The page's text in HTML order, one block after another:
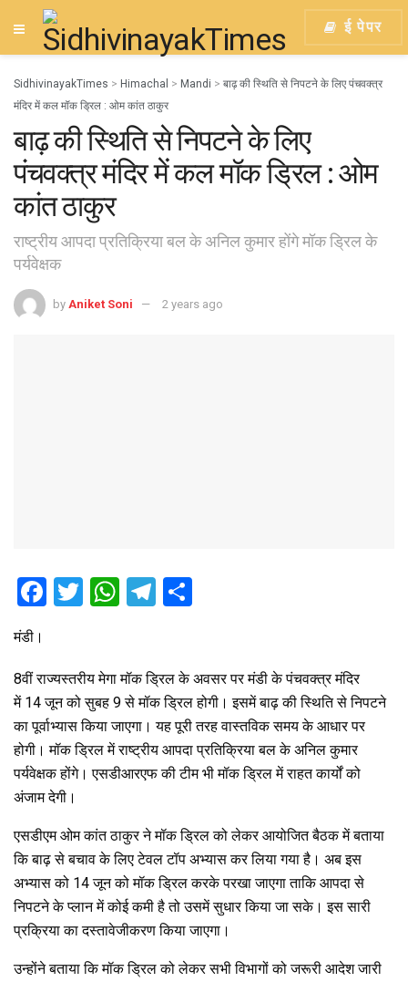
ई पेपर
SidhivinayakTimes > Himachal > Mandi > बाढ़ की स्थिति से निपटने के लिए पंचवक्त्र
मंदिर में कल मॉक ड्रिल : ओम कांत ठाकुर
बाढ़ की स्थिति से निपटने के लिए
पंचवक्त्र मंदिर में कल मॉक ड्रिल : ओम
कांत ठाकुर
राष्ट्रीय आपदा प्रतिक्रिया बल के अनिल कुमार होंगे मॉक ड्रिल के
पर्यवेक्षक
by Aniket Soni 2 years ago
F
b
o
o
k
T
er
W
s
A
p
p
T
gr
a
m
e
मंडी।
8वीं राज्यस्तरीय मेगा मॉक ड्रिल के अवसर पर मंडी के पंचवक्त्र मंदिर
में 14 जून को सुबह 9 से मॉक ड्रिल होगी। इसमें बाढ़ की स्थिति से निपटने
का पूर्वाभ्यास किया जाएगा। यह पूरी तरह वास्तविक समय के आधार पर
होगी। मॉक ड्रिल में राष्ट्रीय आपदा प्रतिक्रिया बल के अनिल कुमार
पर्यवेक्षक होंगे। एसडीआरएफ की टीम भी मॉक ड्रिल में राहत कार्यों को
अंजाम देगी।
एसडीएम ओम कांत ठाकुर ने मॉक ड्रिल को लेकर आयोजित बैठक में बताया
कि बाढ़ से बचाव के लिए टेवल टॉप अभ्यास कर लिया गया है। अब इस
अभ्यास को 14 जून को मॉक ड्रिल करके परखा जाएगा ताकि आपदा से
निपटने के प्लान में कोई कमी है तो उसमें सुधार किया जा सके। इस सारी
प्रक्रिया का दस्तावेजीकरण किया जाएगा।
उन्होंने बताया कि मॉक ड्रिल को लेकर सभी विभागों को जरूरी आदेश जारी